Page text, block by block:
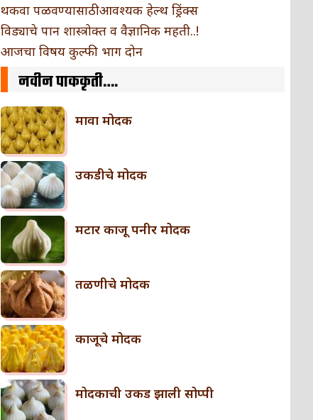
थकवा पळवण्यासाठी आवश्यक हेल्थ ड्रिंक्स
विड्याचे पान शास्त्रोक्त व वैज्ञानिक महती..!
आजचा विषय कुल्फी भाग दोन
नवीन पाककृती….
मावा मोदक
उकडीचे मोदक
मटार काजू पनीर मोदक
तळणीचे मोदक
काजूचे मोदक
मोदकाची उकड झाली सोप्पी